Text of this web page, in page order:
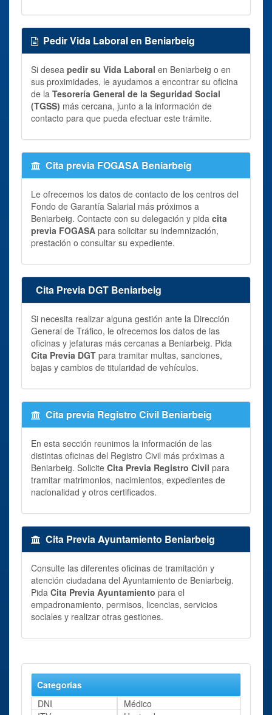
Pedir Vida Laboral en Beniarbeig
Si desea pedir su Vida Laboral en Beniarbeig o en
sus proximidades, le ayudamos a encontrar su oficina
de la Tesorería General de la Seguridad Social
(TGSS) más cercana, junto a la información de
contacto para que pueda efectuar este trámite.
Cita previa FOGASA Beniarbeig
Le ofrecemos los datos de contacto de los centros del
Fondo de Garantía Salarial más próximos a
Beniarbeig. Contacte con su delegación y pida cita
previa FOGASA para solicitar su indemnización,
prestación o consultar su expediente.
Cita Previa DGT Beniarbeig
Si necesita realizar alguna gestión ante la Dirección
General de Tráfico, le ofrecemos los datos de las
oficinas y jefaturas más cercanas a Beniarbeig. Pida
Cita Previa DGT para tramitar multas, sanciones,
bajas y cambios de titularidad de vehículos.
Cita previa Registro Civil Beniarbeig
En esta sección reunimos la información de las
distintas oficinas del Registro Civil más próximas a
Beniarbeig. Solicite Cita Previa Registro Civil para
tramitar matrimonios, nacimientos, expedientes de
nacionalidad y otros certificados.
Cita Previa Ayuntamiento Beniarbeig
Consulte las diferentes oficinas de tramitación y
atención ciudadana del Ayuntamiento de Beniarbeig.
Pida Cita Previa Ayuntamiento para el
empadronamiento, permisos, licencias, servicios
sociales y realizar otras gestiones.
Categorías
DNI
Médico